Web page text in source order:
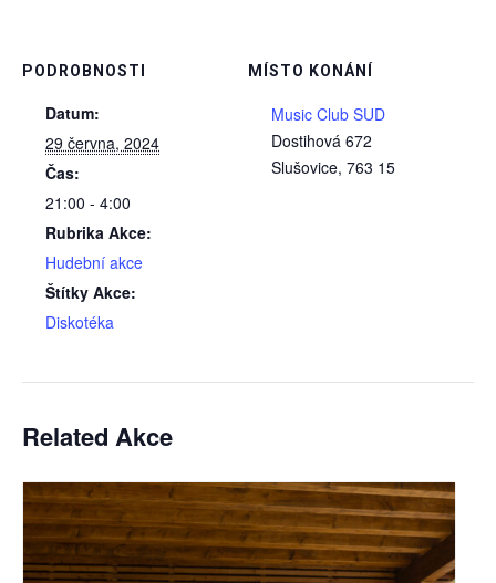
PODROBNOSTI
Datum:
29 června, 2024
Čas:
21:00 - 4:00
Rubrika Akce:
Hudební akce
Štítky Akce:
Diskotéka
MÍSTO KONÁNÍ
Music Club SUD
Dostihová 672
Slušovice, 763 15
Related Akce